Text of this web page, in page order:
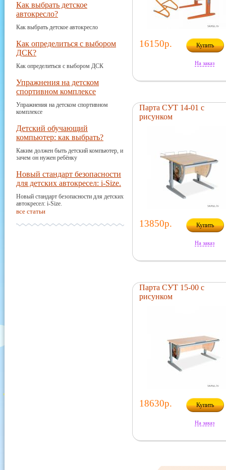
Как выбрать детское
автокресло?
Как выбрать детское автокресло
Как определиться с выбором
ДСК?
Как определиться с выбором ДСК
Упражнения на детском
спортивном комплексе
Упражнения на детском спортивном
комплексе
Детский обучающий
компьютер: как выбрать?
Каким должен быть детский компьютер, и
зачем он нужен ребёнку
Новый стандарт безопасности
для детских автокресел: i-Size.
Новый стандарт безопасности для детских
автокресел: i-Size.
все статьи
16150р. Купить
На заказ
Парта СУТ 14-01 с
рисунком
13850р. Купить
На заказ
Парта СУТ 15-00 с
рисунком
18630р. Купить
На заказ